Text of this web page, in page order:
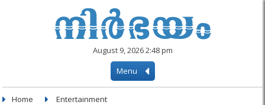
August 9, 2026 2:48 pm
Menu
Home Entertainment